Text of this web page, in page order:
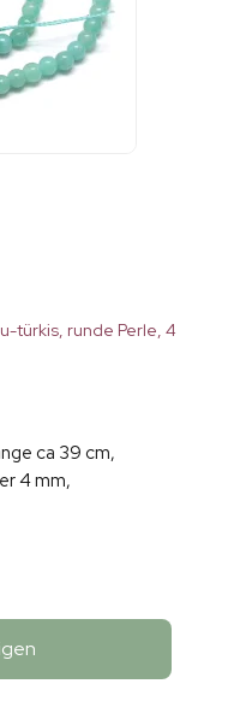
türkis, runde Perle, 4
ca 39 cm,
4 mm,